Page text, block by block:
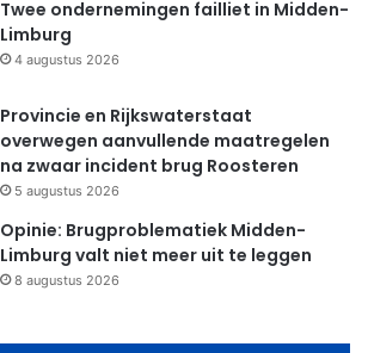
Twee ondernemingen failliet in Midden-
Limburg
4 augustus 2026
Provincie en Rijkswaterstaat
overwegen aanvullende maatregelen
na zwaar incident brug Roosteren
5 augustus 2026
Opinie: Brugproblematiek Midden-
Limburg valt niet meer uit te leggen
8 augustus 2026